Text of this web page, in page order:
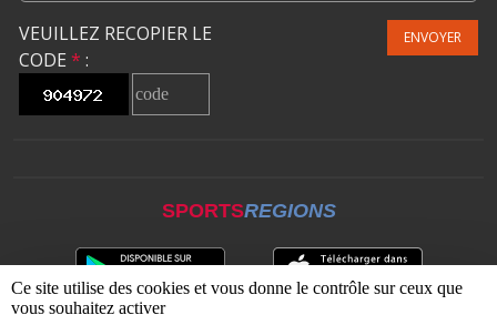
VEUILLEZ RECOPIER LE
CODE * :
ENVOYER
SPORTSREGIONS
Ce site utilise des cookies et vous donne le contrôle sur ceux que
vous souhaitez activer